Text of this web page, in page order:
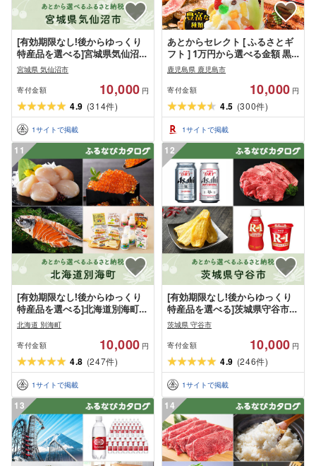
[有効期限なし!後からゆっくり
特産品を選べる]宮城県気仙沼市
カタログポイント
宮城県 気仙沼市
寄付金額 10,000 円
4.9 (314件)
1サイトで掲載
あとからセレクト [ ふるさとギ
フト ] 1万円から選べる金額 黒
毛和牛 牛肉 豚肉 鶏肉 惣菜 おか
ず 焼酎 切子 うなぎ 野菜 お茶 ス
イーツ 後から 選べる ゆっくり
選ぶ カタログ ギフト 豊富な品
揃え 送料無料 [ 鹿児島県 鹿児島
市 ]
鹿児島県 鹿児島市
寄付金額 10,000 円
4.5 (300件)
1サイトで掲載
11
[有効期限なし!後からゆっくり
特産品を選べる]北海道別海町カ
タログポイント
北海道 別海町
寄付金額 10,000 円
4.8 (247件)
1サイトで掲載
12
[有効期限なし!後からゆっくり
特産品を選べる]茨城県守谷市カ
タログポイント
茨城県 守谷市
寄付金額 10,000 円
4.9 (246件)
1サイトで掲載
13 14